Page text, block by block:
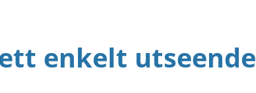
enkelt utseende